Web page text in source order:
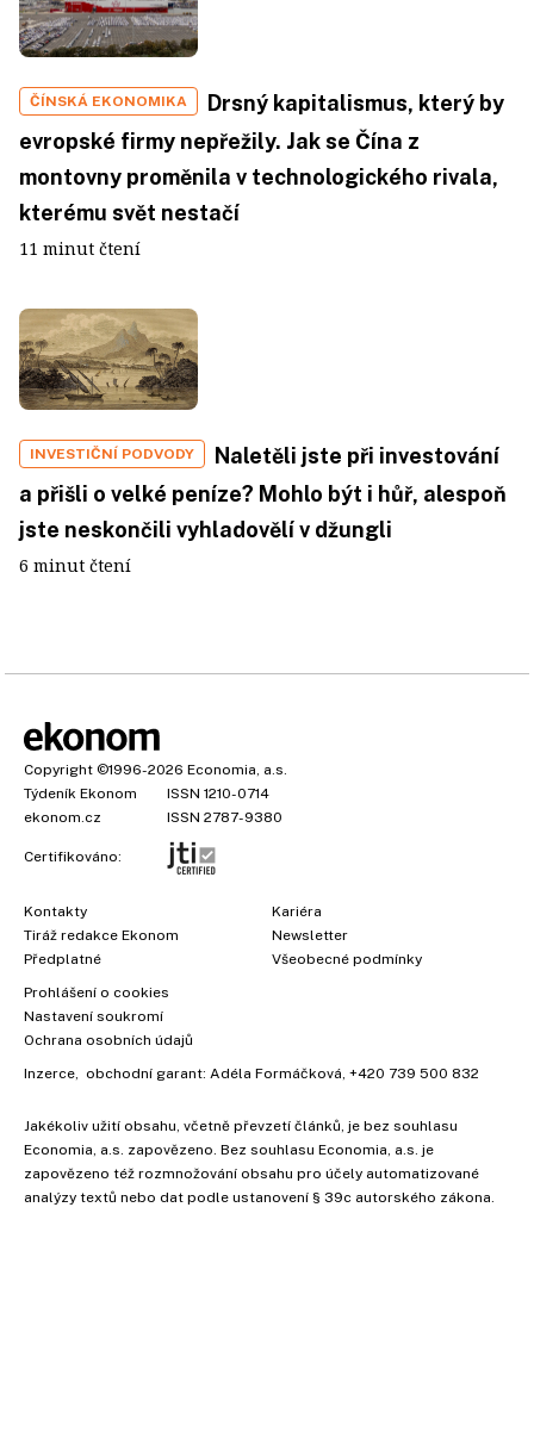
ČÍNSKÁ EKONOMIKA
Drsný kapitalismus, který by
evropské firmy nepřežily. Jak se Čína z
montovny proměnila v technologického rivala,
kterému svět nestačí
11 minut čtení
INVESTIČNÍ PODVODY
Naletěli jste při investování
a přišli o velké peníze? Mohlo být i hůř, alespoň
jste neskončili vyhladovělí v džungli
6 minut čtení
Copyright ©1996-2026 Economia, a.s.
Týdeník Ekonom
ISSN 1210-0714
ekonom.cz
ISSN 2787-9380
Certifikováno:
Kontakty
Tiráž redakce Ekonom
Předplatné
Kariéra
Newsletter
Všeobecné podmínky
Prohlášení o cookies
Nastavení soukromí
Ochrana osobních údajů
Inzerce , obchodní garant: Adéla Formáčková +420 739 500 832
Jakékoliv užití obsahu, včetně převzetí článků, je bez souhlasu
Economia, a.s. zapovězeno. Bez souhlasu Economia, a.s. je
zapovězeno též rozmnožování obsahu pro účely automatizované
analýzy textů nebo dat podle ustanovení § 39c autorského zákona.